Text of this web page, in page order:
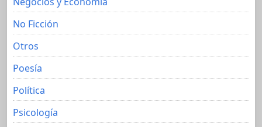
No Ficción
Otros
Poesía
Política
Psicología